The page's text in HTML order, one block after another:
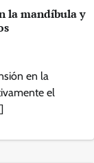
la mandíbula y
en la
el